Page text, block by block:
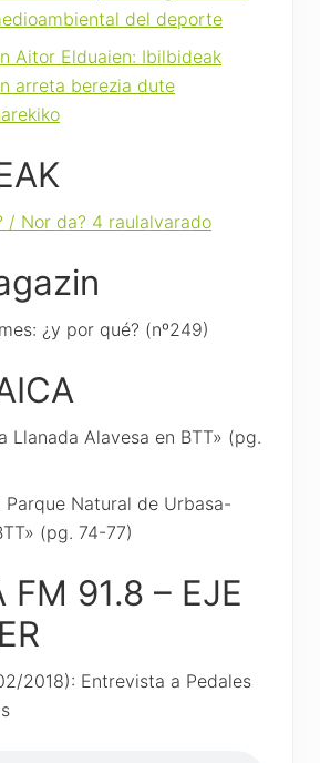
del deporte
Aitor Elduaien: Ibilbideak
arreta berezia dute
/ Nor da? 4 raulalvarado
¿y por qué? (nº249)
Llanada Alavesa en BTT» (pg.
Parque Natural de Urbasa-
(pg. 74-77)
FM 91.8 – EJE
2018): Entrevista a Pedales